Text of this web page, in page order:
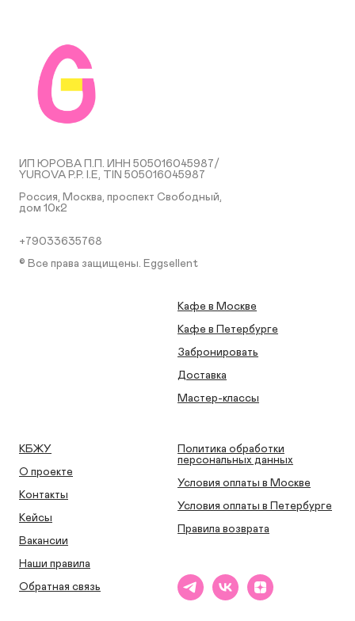
ИП ЮРОВА П.П. ИНН 505016045987/
YUROVA P.P. I.E, TIN 505016045987
Россия, Москва, проспект Свободный,
дом 10к2
+79033635768
© Все права защищены. Eggsellent
Кафе в Москве
Кафе в Петербурге
Забронировать
Доставка
Мастер-классы
КБЖУ
О проекте
Контакты
Кейсы
Вакансии
Наши правила
Обратная связь
Политика обработки
персональных данных
Условия оплаты в Москве
Условия оплаты в Петербурге
Правила возврата